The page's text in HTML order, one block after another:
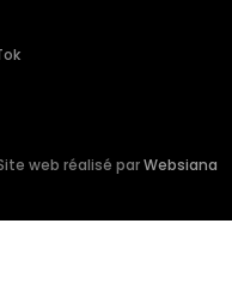
web réalisé parWebsiana